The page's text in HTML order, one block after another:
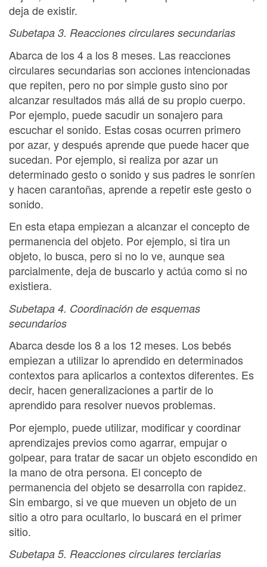
deja de existir.
Subetapa 3. Reacciones circulares secundarias
Abarca de los 4 a los 8 meses. Las reacciones
circulares secundarias son acciones intencionadas
que repiten, pero no por simple gusto sino por
alcanzar resultados más allá de su propio cuerpo.
Por ejemplo, puede sacudir un sonajero para
escuchar el sonido. Estas cosas ocurren primero
por azar, y después aprende que puede hacer que
sucedan. Por ejemplo, si realiza por azar un
determinado gesto o sonido y sus padres le sonríen
y hacen carantoñas, aprende a repetir este gesto o
sonido.
En esta etapa empiezan a alcanzar el concepto de
permanencia del objeto. Por ejemplo, si tira un
objeto, lo busca, pero si no lo ve, aunque sea
parcialmente, deja de buscarlo y actúa como si no
existiera.
Subetapa 4. Coordinación de esquemas
secundarios
Abarca desde los 8 a los 12 meses. Los bebés
empiezan a utilizar lo aprendido en determinados
contextos para aplicarlos a contextos diferentes. Es
decir, hacen generalizaciones a partir de lo
aprendido para resolver nuevos problemas.
Por ejemplo, puede utilizar, modificar y coordinar
aprendizajes previos como agarrar, empujar o
golpear, para tratar de sacar un objeto escondido en
la mano de otra persona. El concepto de
permanencia del objeto se desarrolla con rapidez.
Sin embargo, si ve que mueven un objeto de un
sitio a otro para ocultarlo, lo buscará en el primer
sitio.
Subetapa 5. Reacciones circulares terciarias